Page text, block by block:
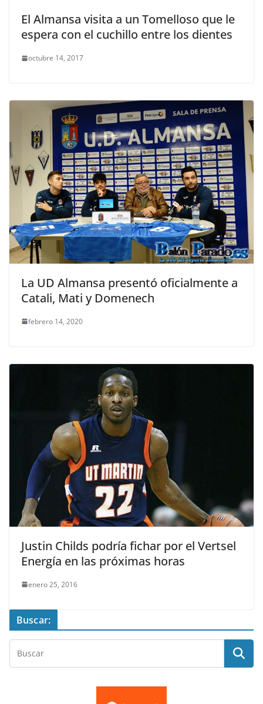
El Almansa visita a un Tomelloso que le
espera con el cuchillo entre los dientes
octubre 14, 2017
La UD Almansa presentó oficialmente a
Catali, Mati y Domenech
febrero 14, 2020
Justin Childs podría fichar por el Vertsel
Energía en las próximas horas
enero 25, 2016
Buscar: